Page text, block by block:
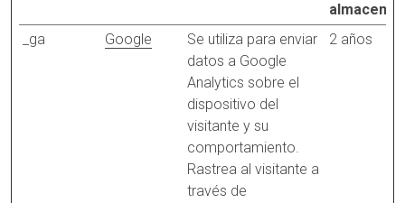
_ga
Google
Se utiliza para enviar
datos a Google
Analytics sobre el
dispositivo del
visitante y su
comportamiento.
Rastrea al visitante a
través de
2 años